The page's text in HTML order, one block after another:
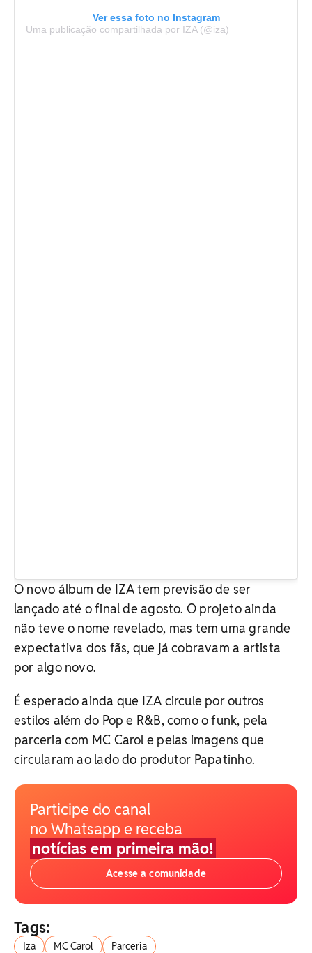
Ver essa foto no Instagram
Uma publicação compartilhada por IZA (@iza)
O novo álbum de IZA tem previsão de ser
lançado até o final de agosto. O projeto ainda
não teve o nome revelado, mas tem uma grande
expectativa dos fãs, que já cobravam a artista
por algo novo.
É esperado ainda que IZA circule por outros
estilos além do Pop e R&B, como o funk, pela
parceria com MC Carol e pelas imagens que
circularam ao lado do produtor Papatinho.
Participe do canal
no Whatsapp e receba
notícias em primeira mão!
Acesse a comunidade
Tags:
Iza MC Carol Parceria